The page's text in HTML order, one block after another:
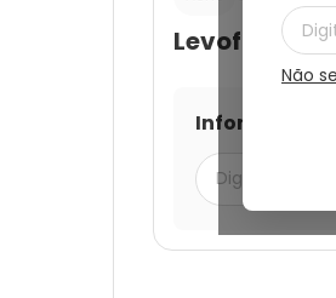
Não
Informe seu